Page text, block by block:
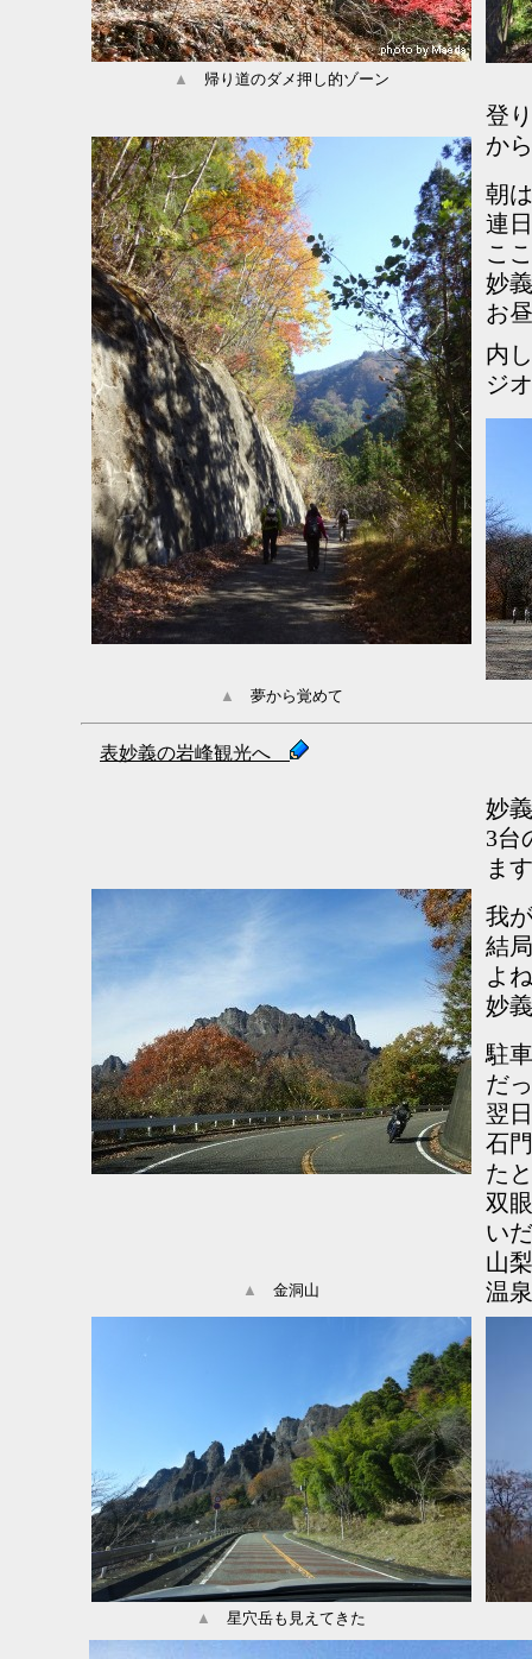
▲ 帰り道のダメ押し的ゾーン
登
か
朝
連
こ
妙
お
内
ジ
▲ 夢から覚めて
表妙義の岩峰観光へ
妙
3台
ま
我
結
よ
妙
駐
だ
翌
石
た
双
い
山
温
▲ 金洞山
▲ 星穴岳も見えてきた